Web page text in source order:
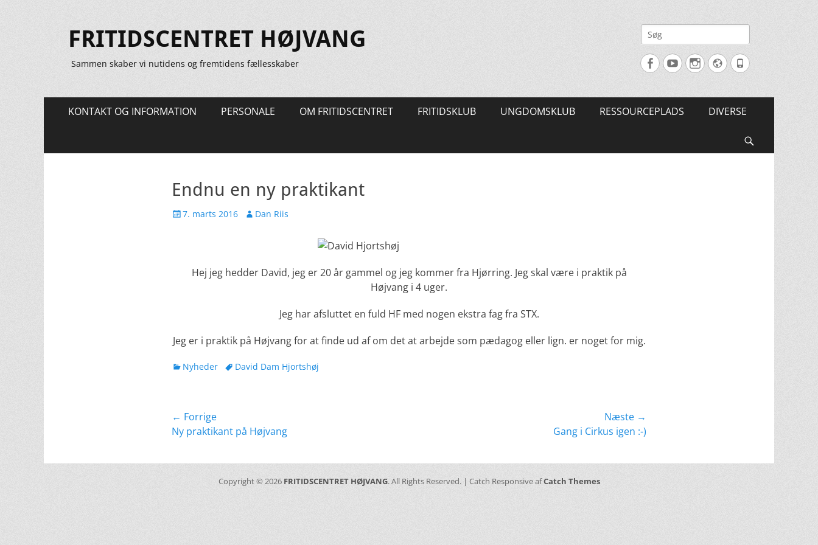
FRITIDSCENTRET HØJVANG
Sammen skaber vi nutidens og fremtidens fællesskaber
Søg
efter:
FacebookYouTubeInstagram
Website
Tlf.
Primær
KONTAKT OG INFORMATION PERSONALE OM FRITIDSCENTRET FRITIDSKLUB UNGDOMSKLUB RESSOURCEPLADS DIVERSE
Endnu en ny praktikant
Udgivet
7. marts 2016 Forfatter
Dan Riis
Hej jeg hedder David, jeg er 20 år gammel og jeg kommer fra Hjørring. Jeg skal være i praktik på
Højvang i 4 uger.
Jeg har afsluttet en fuld HF med nogen ekstra fag fra STX.
Jeg er i praktik på Højvang for at finde ud af om det at arbejde som pædagog eller lign. er noget for mig.
kategorier
Nyheder TagsDavid Dam Hjortshøj
Indlægsnavigation
← Forrige
Forrige
Ny praktikant på Højvang
Næste →
Gang i Cirkus igen :-)
Copyright © 2026 FRITIDSCENTRET HØJVANG. All Rights Reserved. | Catch Responsive afCatch Themes